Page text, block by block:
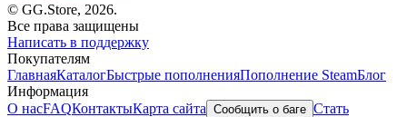
© GG.Store, 2026.
Все права защищены
Написать в поддержку
Покупателям
ГлавнаяКаталогБыстрые пополненияПополнение SteamБлог
Информация
О насFAQКонтактыКарта сайта Сообщить о баге Стать